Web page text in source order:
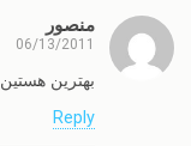
منصور
06/13/2011
بهترین هستین
Reply